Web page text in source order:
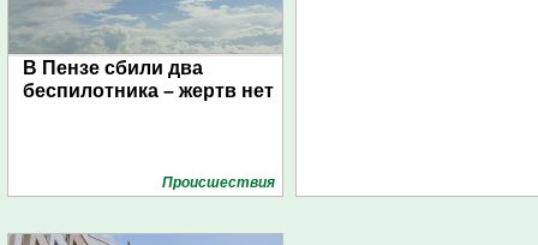
В Пензе сбили два
беспилотника – жертв нет
Проиcшествия